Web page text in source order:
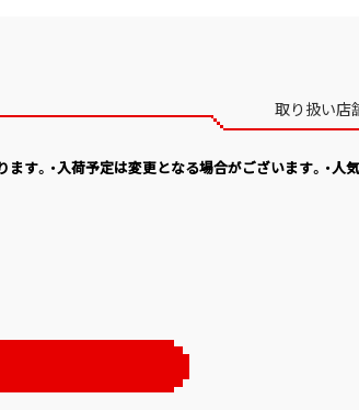
取り扱い店
す。・入荷予定は変更となる場合がございます。・人